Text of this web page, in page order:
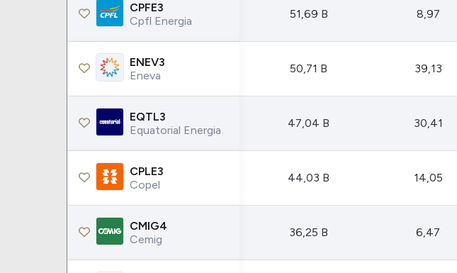
Klabin
Petrobrás
Ver todos
KNCR11
XINA11
CPFE3
Cpfl Energia
51,69 B 8,97
ENEV3
Eneva
50,71 B 39,13
EQTL3
Equatorial Energia
47,04 B 30,41
CPLE3
Copel
44,03 B 14,05
CMIG4
Cemig
36,25 B 6,47